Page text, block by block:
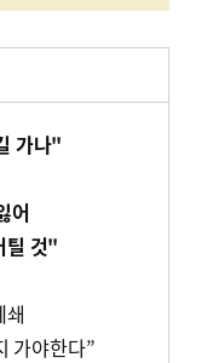
가나"
어
틸 것"
쇄
가야한다”